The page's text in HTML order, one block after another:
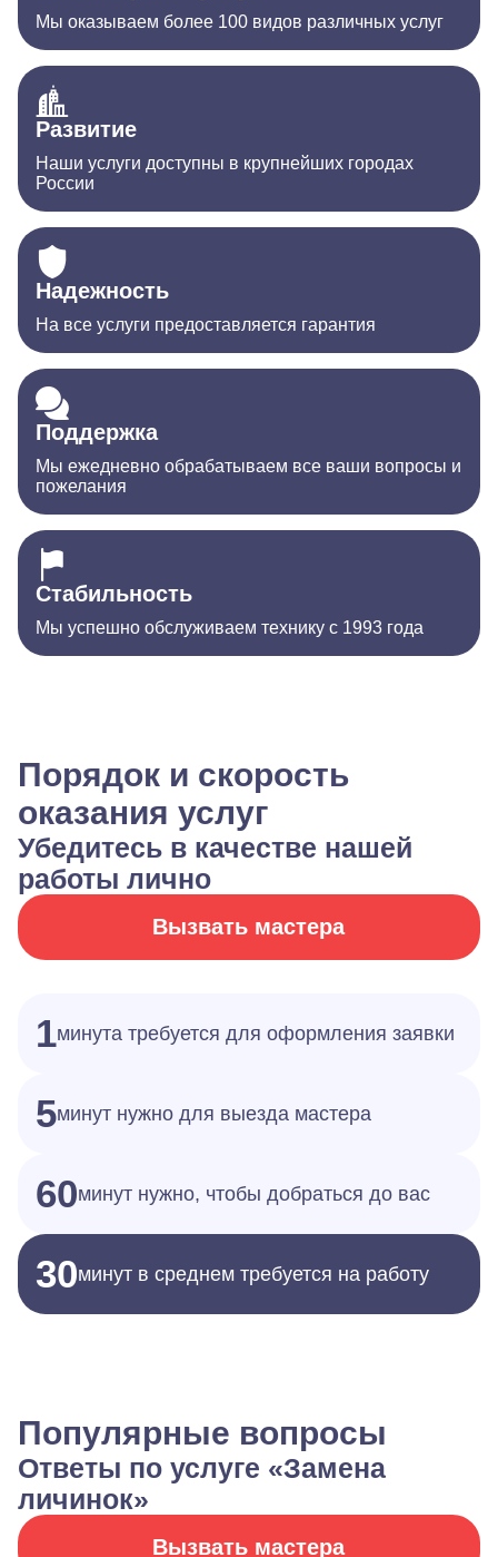
Мы оказываем более 100 видов различных услуг
Развитие
Наши услуги доступны в крупнейших городах
России
Надежность
На все услуги предоставляется гарантия
Поддержка
Мы ежедневно обрабатываем все ваши вопросы и
пожелания
Стабильность
Мы успешно обслуживаем технику с 1993 года
Порядок и скорость
оказания услуг
Убедитесь в качестве нашей
работы лично
Вызвать мастера
1минута требуется для оформления заявки
5минут нужно для выезда мастера
60минут нужно, чтобы добраться до вас
30минут в среднем требуется на работу
Популярные вопросы
Ответы по услуге «Замена
личинок»
Вызвать мастера